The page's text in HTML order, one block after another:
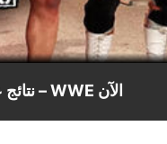
نتائج عرض سيرفايفر سيريس وور جيمز – WWE الآن